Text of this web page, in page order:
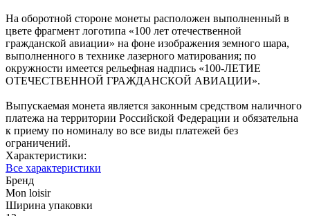
На оборотной стороне монеты расположен выполненный в
цвете фрагмент логотипа «100 лет отечественной
гражданской авиации» на фоне изображения земного шара,
выполненного в технике лазерного матирования; по
окружности имеется рельефная надпись «100-ЛЕТИЕ
ОТЕЧЕСТВЕННОЙ ГРАЖДАНСКОЙ АВИАЦИИ».
Выпускаемая монета является законным средством наличного
платежа на территории Российской Федерации и обязательна
к приему по номиналу во все виды платежей без
ограничений.
Характеристики:
Все характеристики
Бренд
Mon loisir
Ширина упаковки